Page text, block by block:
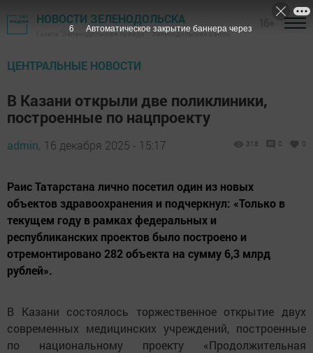
НОВОСТИ ЗЕЛЕНОДОЛЬСКА
Газета "Зеленодольская правда" - Зеленодольский район
ЦЕНТРАЛЬНЫЕ НОВОСТИ
В Казани открыли две поликлиники,
построенные по нацпроекту
admin, 16 декабря 2025 - 15:17 318 0 0
Раис Татарстана лично посетил один из новых
объектов здравоохранения и подчеркнул: «Только в
текущем году в рамках федеральных и
республиканских проектов было построено и
отремонтировано 282 объекта на сумму 6,3 млрд
рублей».
В Казани состоялось торжественное открытие двух
современных медицинских учреждений, построенные
по национальному проекту «Продолжительная
5 Автоматическое закрытие баннера через